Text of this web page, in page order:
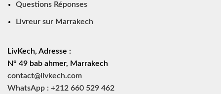
Questions Réponses
Livreur sur Marrakech
LivKech, Adresse :
N° 49 bab ahmer, Marrakech
contact@livkech.com
WhatsApp : +212 660 529 462